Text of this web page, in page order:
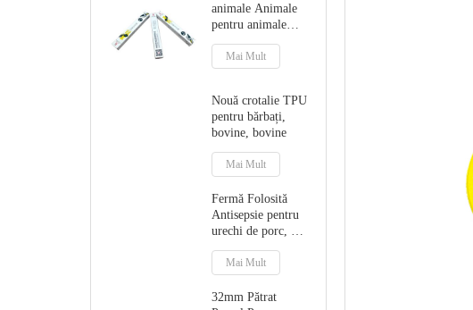
animale Animale
pentru animale
Tag Marker Pen
Mai Mult
Nouă crotalie TPU
pentru bărbați,
bovine, bovine
Mai Mult
Fermă Folosită
Antisepsie pentru
urechi de porc, cu
Mai Mult
32mm Pătrat